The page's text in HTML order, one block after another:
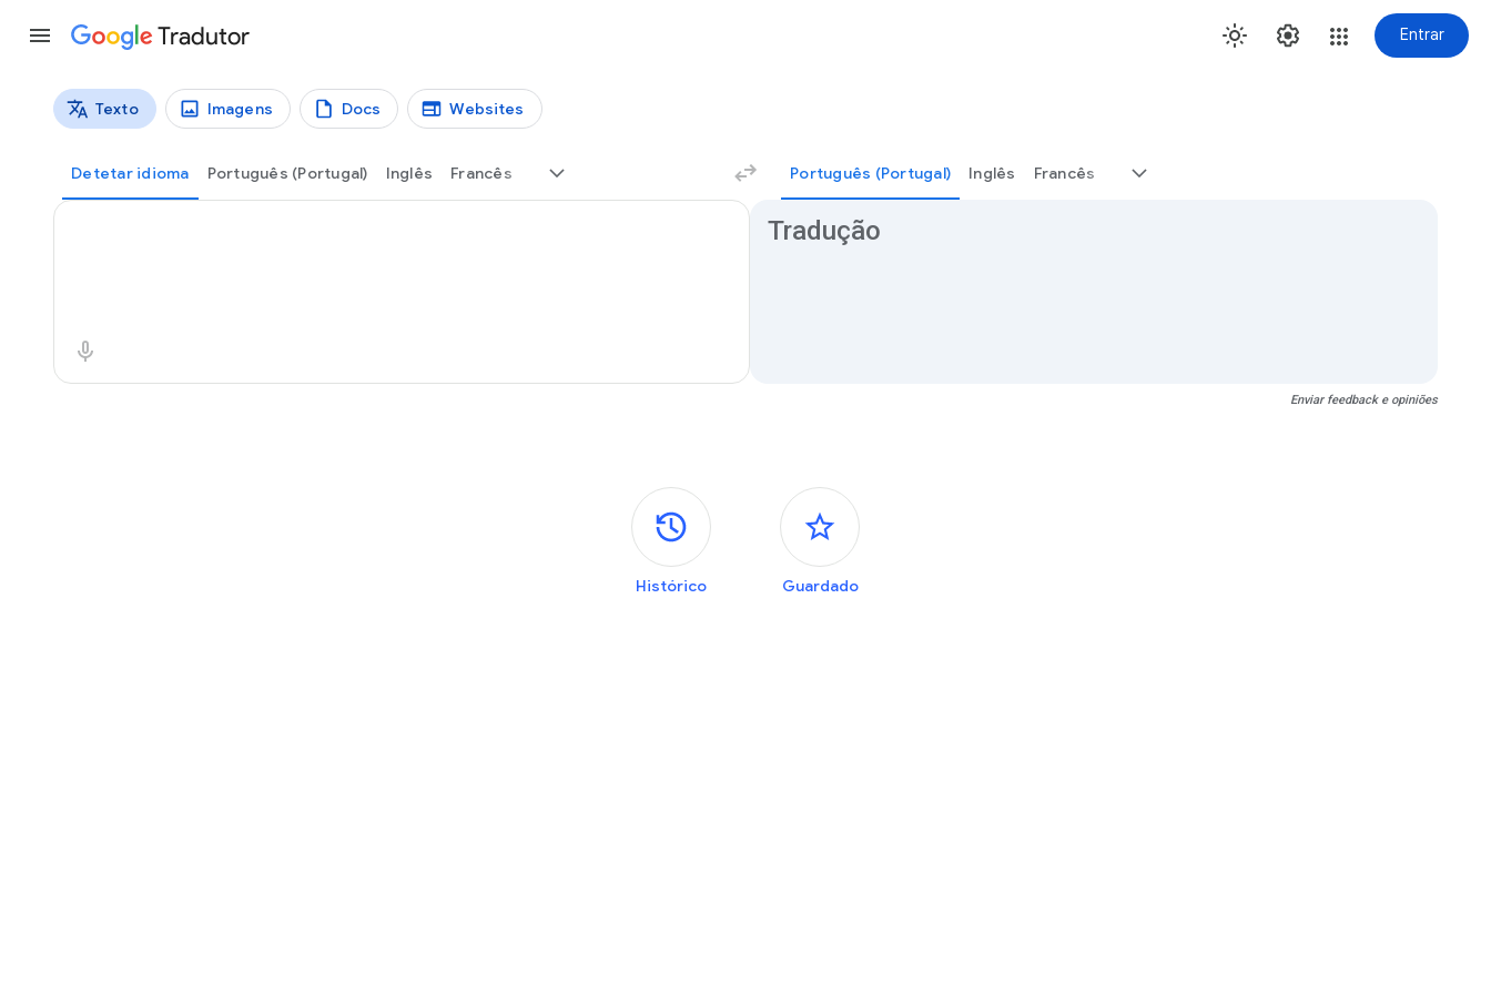
Tradutor Entrar
Tipos de tradução
Texto Imagens Docs Websites
Detetar idioma Português (Portugal) Inglês Francês Português (Portugal) Inglês Francês
Texto de partida
Tradução
Enviar feedback e opiniões
Painéis laterais
Histórico Guardado